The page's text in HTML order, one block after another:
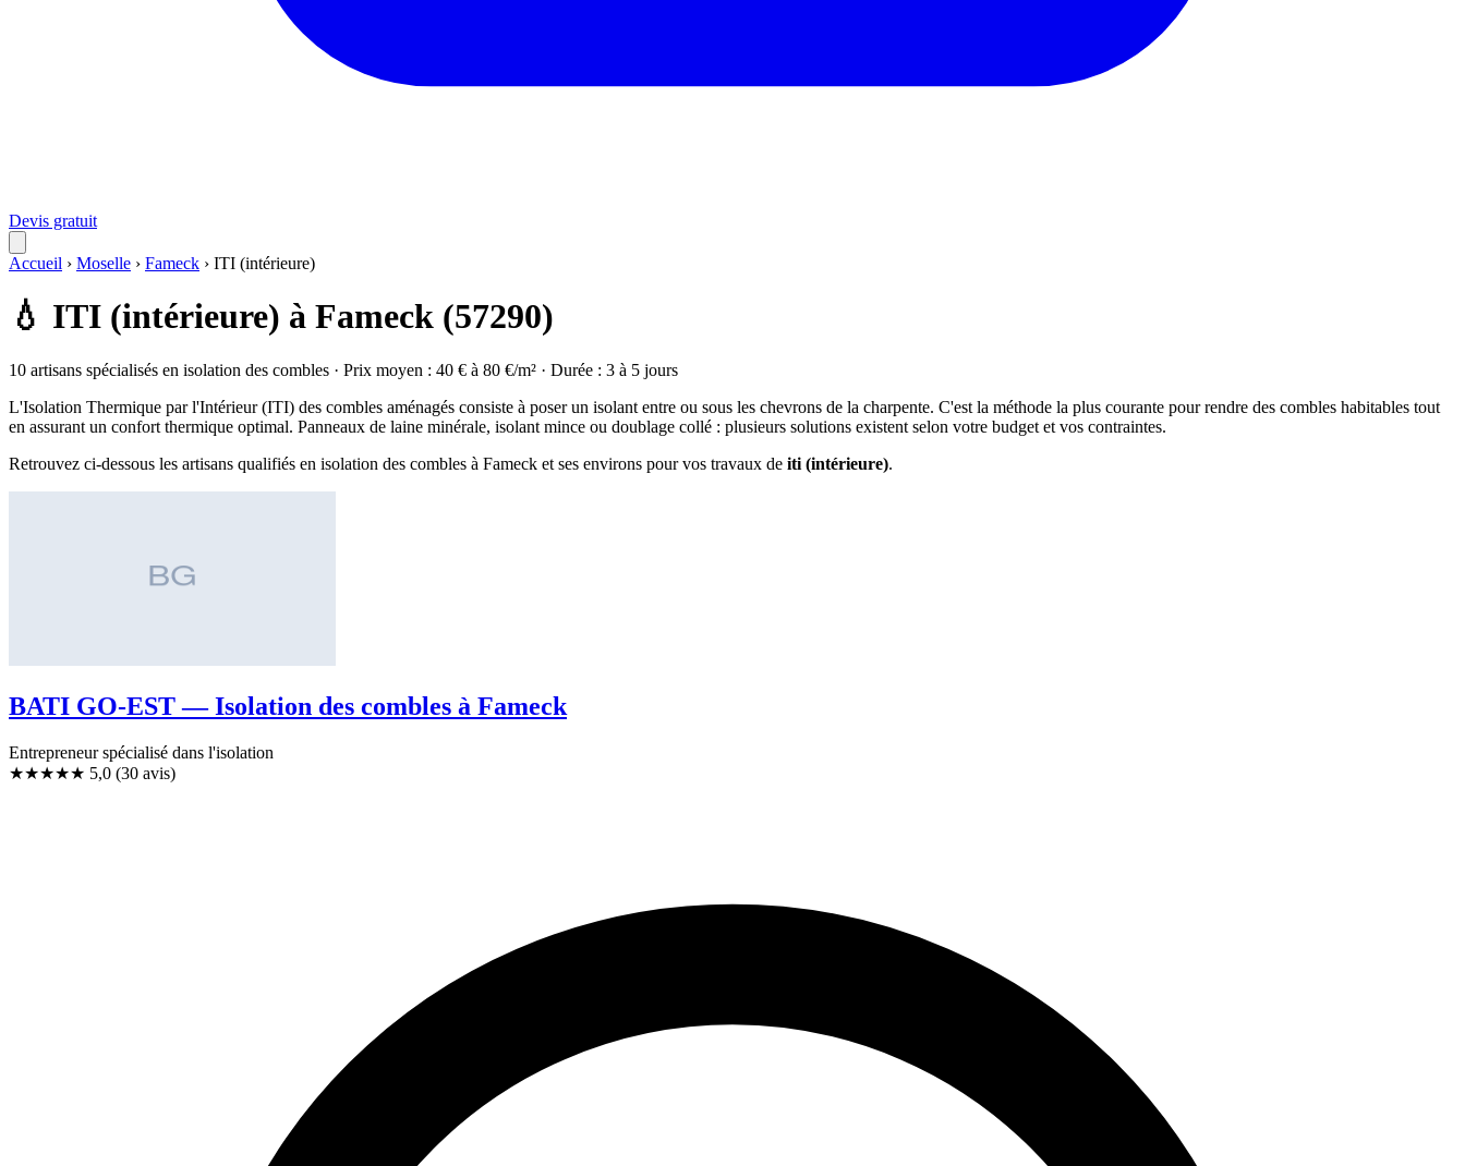
Devis gratuit
Accueil › Moselle › Fameck › ITI (intérieure)
💧 ITI (intérieure) à Fameck (57290)
10 artisans spécialisés en isolation des combles · Prix moyen : 40 € à 80 €/m² · Durée : 3 à 5 jours
L'Isolation Thermique par l'Intérieur (ITI) des combles aménagés consiste à poser un isolant entre ou sous les chevrons de la charpente. C'est la méthode la plus courante pour rendre des combles habitables tout
en assurant un confort thermique optimal. Panneaux de laine minérale, isolant mince ou doublage collé : plusieurs solutions existent selon votre budget et vos contraintes.
Retrouvez ci-dessous les artisans qualifiés en isolation des combles à Fameck et ses environs pour vos travaux de iti (intérieure).
BATI GO-EST — Isolation des combles à Fameck
Entrepreneur spécialisé dans l'isolation
★★★★★ 5,0 (30 avis)